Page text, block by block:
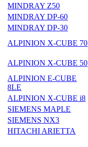
MINDRAY Z50
MINDRAY DP-60
MINDRAY DP-30
ALPINION X-CUBE 70
ALPINION X-CUBE 50
ALPINION E-CUBE
8LE
ALPINION X-CUBE i8
SIEMENS MAPLE
SIEMENS NX3
HITACHI ARIETTA